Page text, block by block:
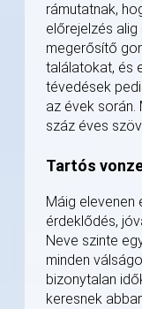
rámutatnak,
előrejelzés
megerősítő
találatokat, és
tévedések
az évek során.
száz éves
Tartós
Máig elevenen
érdeklődés,
Neve szinte
minden
bizonytalan
keresnek